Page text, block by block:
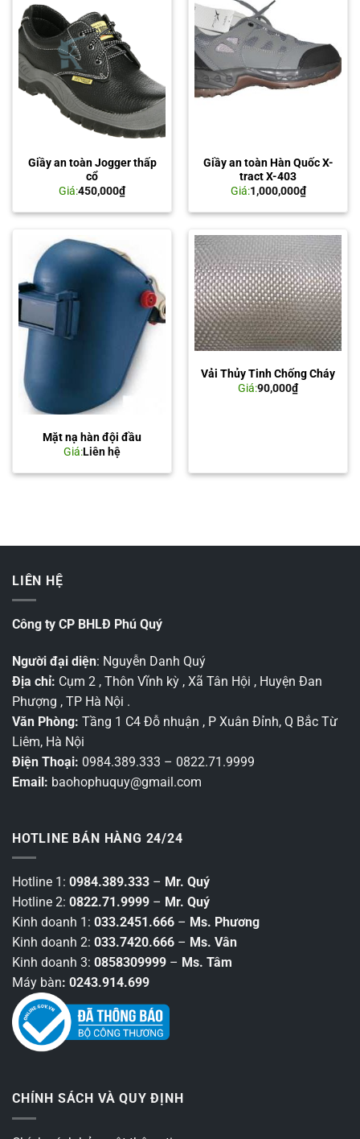
Giầy an toàn Jogger thấp
cổ
Giá:450,000₫
Giầy an toàn Hàn Quốc X-
tract X-403
Giá:1,000,000₫
Mặt nạ hàn đội đầu
Giá:Liên hệ
Vải Thủy Tinh Chống Cháy
Giá:90,000₫
LIÊN HỆ
Công ty CP BHLĐ Phú Quý
Người đại diện: Nguyễn Danh Quý
Địa chỉ: Cụm 2 , Thôn Vĩnh kỳ , Xã Tân Hội , Huyện Đan
Phượng , TP Hà Nội .
Văn Phòng: Tầng 1 C4 Đỗ nhuận , P Xuân Đỉnh, Q Bắc Từ
Liêm, Hà Nội
Điện Thoại: 0984.389.333 – 0822.71.9999
Email: baohophuquy@gmail.com
HOTLINE BÁN HÀNG 24/24
Hotline 1: 0984.389.333 – Mr. Quý
Hotline 2: 0822.71.9999 – Mr. Quý
Kinh doanh 1: 033.2451.666 – Ms. Phương
Kinh doanh 2: 033.7420.666 – Ms. Vân
Kinh doanh 3: 0858309999 – Ms. Tâm
Máy bàn: 0243.914.699
CHÍNH SÁCH VÀ QUY ĐỊNH